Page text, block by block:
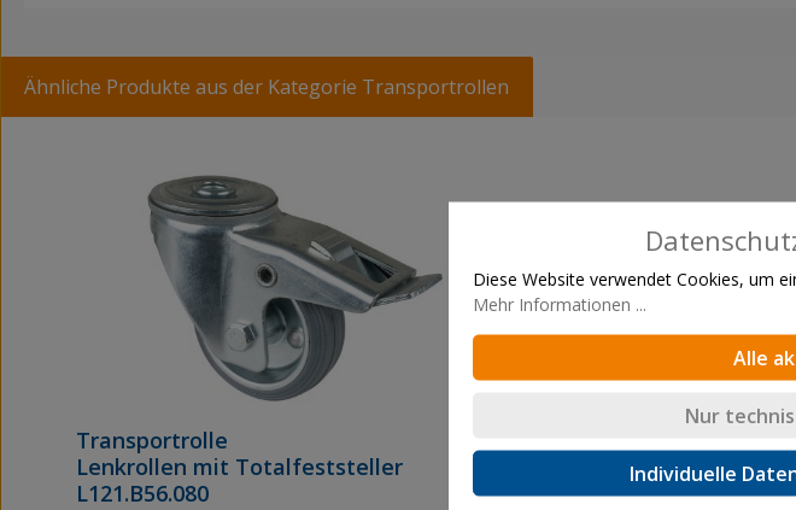
Ähnliche Produkte aus der Kategorie Transportrollen
Transportrolle
Lenkrollen mit Totalfeststeller
L121.B56.080
Diese Website verwendet Cookies, um
Mehr Informationen ...
Alle
Nur
Individuelle